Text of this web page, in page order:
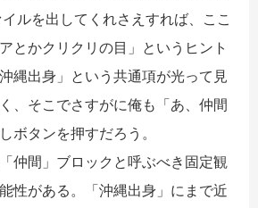
ルを出してくれさえすれば、ここ
とかクリクリの目」というヒント
縄出身」という共通項が光って見
、そこでさすがに俺も「あ、仲間
ボタンを押すだろう。
仲間」ブロックと呼ぶべき固定観
性がある。「沖縄出身」にまで近